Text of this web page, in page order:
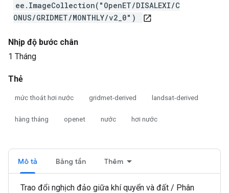
ee.ImageCollection("OpenET/DISALEXI/C
ONUS/GRIDMET/MONTHLY/v2_0")
open_in_new
Nhịp độ bước chân
1 Tháng
Thẻ
mức thoát hơi nước gridmet-derived landsat-derived
hàng tháng openet nước hơi nước
Mô tả Băng tần Thêm
Trao đổi nghịch đảo giữa khí quyển và đất / Phân